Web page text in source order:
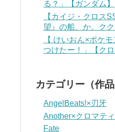
る？」【ガンダム】
【カイジ・クロス
望』の船、か。クク
【 けいおん×ポケ
つけたー！」【クロ
カテゴリー（作品
AngelBeats!×刃牙
Another×クロマテ
Fate